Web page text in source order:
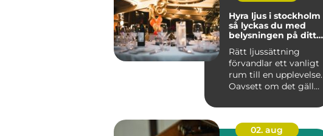
Hyra ljus i stockholm
så lyckas du med
belysningen på ditt
Rätt ljussättning
förvandlar ett vanligt
rum till en upplevelse.
Oavsett om det gäller
02. aug